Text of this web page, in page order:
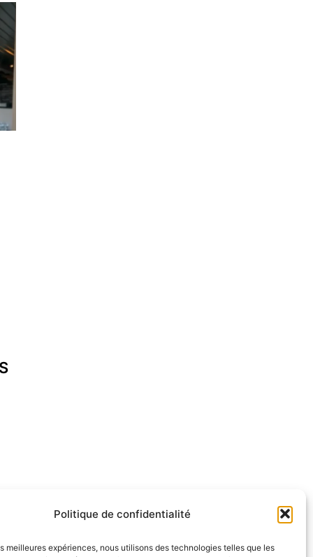
Politique de confidentialité
meilleures expériences, nous utilisons des technologies telles que les
ferret.fr